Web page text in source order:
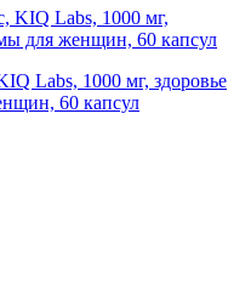
Labs, 1000 мг, здоровье
60 капсул